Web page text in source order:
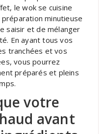
le wok se cuisine
minutieuse
saisir et de mélanger
En ayant tous vos
tranchées et vos
vous pourrez
préparés et pleins
votre
avant